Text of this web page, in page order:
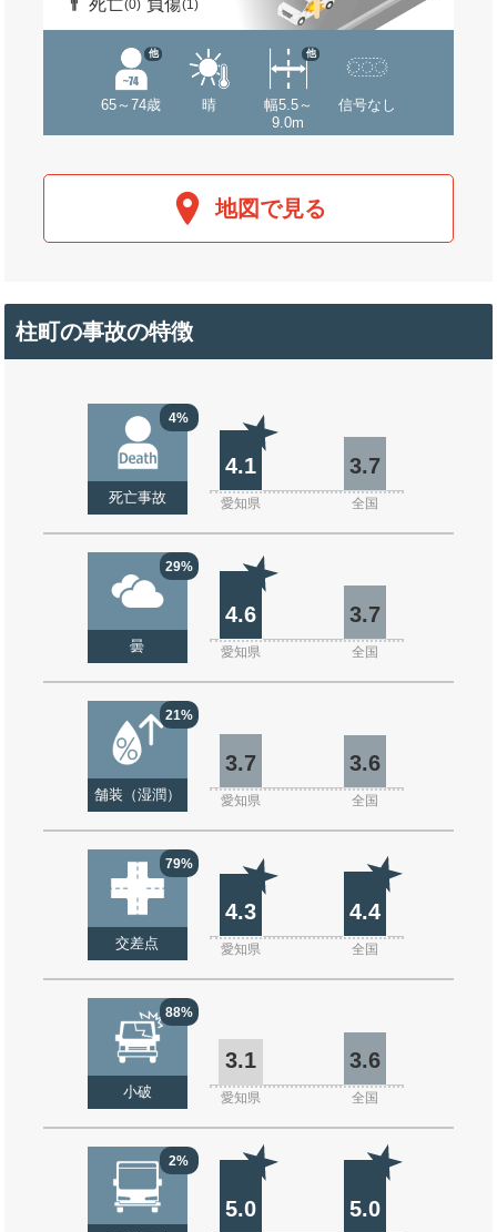
死亡(0) 負傷(1)
65～74歳
他
晴
幅5.5～
9.0m
他
信号なし
地図で見る
柱町の事故の特徴
4%
死亡事故
4.1 3.7
愛知県 全国
29%
曇
4.6 3.7
愛知県 全国
21%
舗装（湿潤）
3.7 3.6
愛知県 全国
79%
交差点
4.3 4.4
愛知県 全国
88%
小破
3.1 3.6
愛知県 全国
2%
5.0 5.0